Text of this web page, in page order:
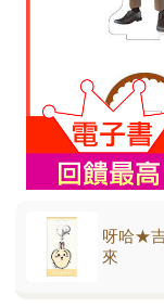
呀哈★
來